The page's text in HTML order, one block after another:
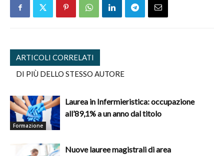
ARTICOLI CORRELATI
DI PIÙ DELLO STESSO AUTORE
Formazione
Laurea in Infermieristica: occupazione
all’89,1% a un anno dal titolo
Nuove lauree magistrali di area